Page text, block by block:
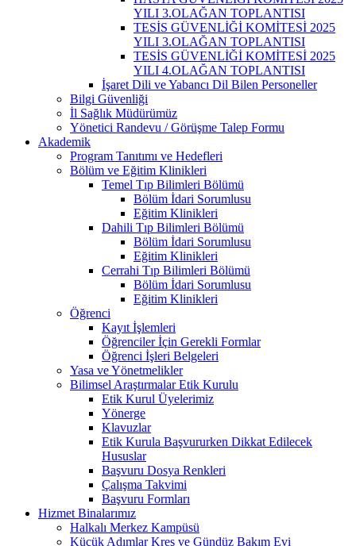
YILI 3.OLAĞAN TOPLANTISI
TESİS GÜVENLİĞİ KOMİTESİ 2025
YILI 3.OLAĞAN TOPLANTISI
TESİS GÜVENLİĞİ KOMİTESİ 2025
YILI 4.OLAĞAN TOPLANTISI
İşaret Dili ve Yabancı Dil Bilen Personeller
Bilgi Güvenliği
İl Sağlık Müdürümüz
Yönetici Randevu / Görüşme Talep Formu
Akademik
Program Tanıtımı ve Hedefleri
Bölüm ve Eğitim Klinikleri
Temel Tıp Bilimleri Bölümü
Bölüm İdari Sorumlusu
Eğitim Klinikleri
Dahili Tıp Bilimleri Bölümü
Bölüm İdari Sorumlusu
Eğitim Klinikleri
Cerrahi Tıp Bilimleri Bölümü
Bölüm İdari Sorumlusu
Eğitim Klinikleri
Öğrenci
Kayıt İşlemleri
Öğrenciler İçin Gerekli Formlar
Öğrenci İşleri Belgeleri
Yasa ve Yönetmelikler
Bilimsel Araştırmalar Etik Kurulu
Etik Kurul Üyelerimiz
Yönerge
Klavuzlar
Etik Kurula Başvururken Dikkat Edilecek
Hususlar
Başvuru Dosya Renkleri
Çalışma Takvimi
Başvuru Formları
Hizmet Binalarımız
Halkalı Merkez Kampüsü
Küçük Adımlar Kreş ve Gündüz Bakım Evi